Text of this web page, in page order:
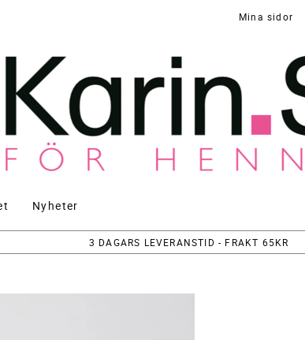
Mina sidor
Nyheter
3 DAGARS LEVERANSTID - FRAKT 65KR